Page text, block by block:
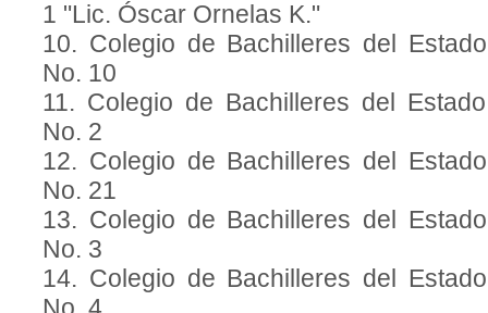
1 "Lic. Óscar Ornelas K."
10. Colegio de Bachilleres del
No. 10
11. Colegio de Bachilleres del
No. 2
12. Colegio de Bachilleres del
No. 21
13. Colegio de Bachilleres del
No. 3
14. Colegio de Bachilleres del